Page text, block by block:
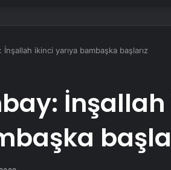
İnşallah ikinci yarıya bambaşka başlarız